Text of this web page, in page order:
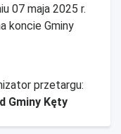
07 maja 2025 r.
koncie Gminy
przetargu:
Gminy Kęty